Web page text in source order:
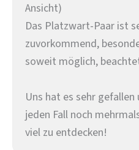
Ansicht)
Das Platzwart-Paar ist
zuvorkommend,
soweit möglich,
Uns hat es sehr
jeden Fall noch
viel zu entdecken!